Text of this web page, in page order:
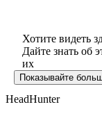
Хотите видеть
Дайте знать об
их
Показывайте
HeadHunter